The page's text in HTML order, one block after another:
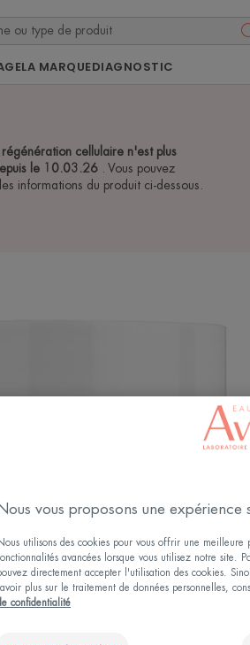
LA MARQUEDIAGNOSTIC
cellulaire n'est plus
le 10.03.26
. Vous pouvez
informations du produit ci-dessous.
Nous vous proposons une expérience
utilisons des cookies pour vous offrir une meilleure
avancées lorsque vous utilisez notre site.
directement accepter l'utilisation des cookies.
plus sur le traitement de données personnelles,
confidentialité